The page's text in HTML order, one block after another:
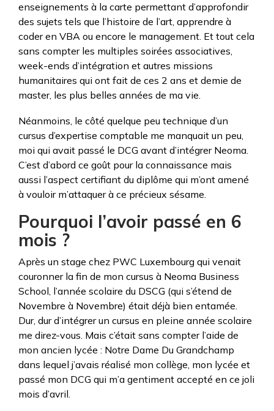
enseignements à la carte permettant d’approfondir
des sujets tels que l’histoire de l’art, apprendre à
coder en VBA ou encore le management. Et tout cela
sans compter les multiples soirées associatives,
week-ends d’intégration et autres missions
humanitaires qui ont fait de ces 2 ans et demie de
master, les plus belles années de ma vie.
Néanmoins, le côté quelque peu technique d’un
cursus d’expertise comptable me manquait un peu,
moi qui avait passé le DCG avant d’intégrer Neoma.
C’est d’abord ce goût pour la connaissance mais
aussi l’aspect certifiant du diplôme qui m’ont amené
à vouloir m’attaquer à ce précieux sésame.
Pourquoi l’avoir passé en 6
mois ?
Après un stage chez PWC Luxembourg qui venait
couronner la fin de mon cursus à Neoma Business
School, l’année scolaire du DSCG (qui s’étend de
Novembre à Novembre) était déjà bien entamée.
Dur, dur d’intégrer un cursus en pleine année scolaire
me direz-vous. Mais c’était sans compter l’aide de
mon ancien lycée : Notre Dame Du Grandchamp
dans lequel j’avais réalisé mon collège, mon lycée et
passé mon DCG qui m’a gentiment accepté en ce joli
mois d’avril.